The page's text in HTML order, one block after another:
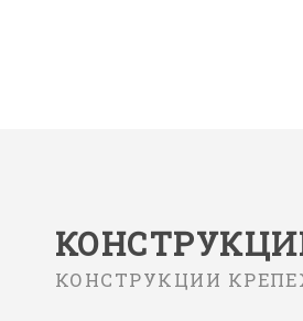
КОНСТРУКЦИИ